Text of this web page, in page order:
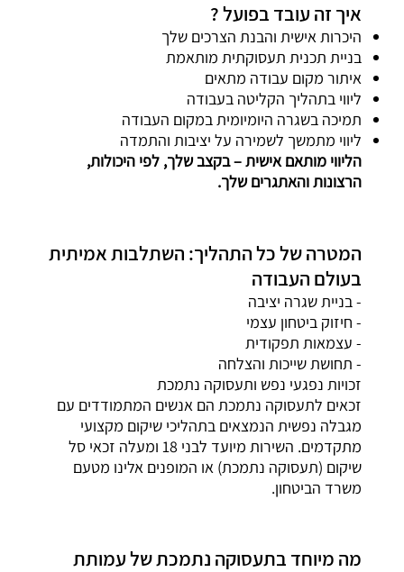
איך זה עובד בפועל ?
היכרות אישית והבנת הצרכים שלך
בניית תכנית תעסוקתית מותאמת
איתור מקום עבודה מתאים
ליווי בתהליך הקליטה בעבודה
תמיכה בשגרה היומיומית במקום העבודה
ליווי מתמשך לשמירה על יציבות והתמדה
הליווי מותאם אישית – בקצב שלך, לפי היכולות,
הרצונות והאתגרים שלך.
מה מיוחד בתעסוקה נתמכת של עמותת
המטרה של כל התהליך: השתלבות אמיתית
בעולם העבודה
- בניית שגרה יציבה
- חיזוק ביטחון עצמי
- עצמאות תפקודית
- תחושת שייכות והצלחה
זכויות נפגעי נפש ותעסוקה נתמכת
זכאים לתעסוקה נתמכת הם אנשים המתמודדים עם
מגבלה נפשית הנמצאים בתהליכי שיקום מקצועי
מתקדמים. השירות מיועד לבני 18 ומעלה זכאי סל
שיקום (תעסוקה נתמכת) או המופנים אלינו מטעם
משרד הביטחון.